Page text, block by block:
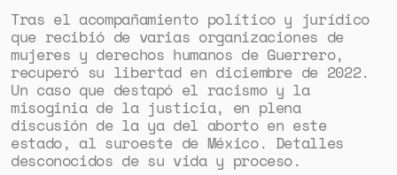
Tras el acompañamiento político y jurídico
que recibió de varias organizaciones de
mujeres y derechos humanos de Guerrero,
recuperó su libertad en diciembre de 2022.
Un caso que destapó el racismo y la
misoginia de la justicia, en plena
discusión de la ya del aborto en este
estado, al suroeste de México. Detalles
desconocidos de su vida y proceso.